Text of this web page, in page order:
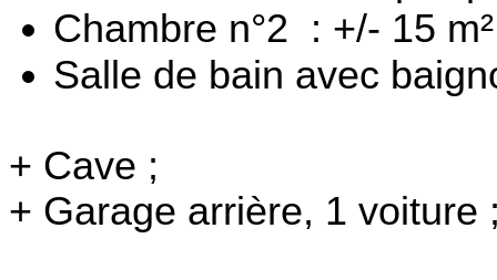
Chambre n°2 : +/- 15
Salle de bain avec
+ Cave ;
+ Garage arrière, 1 voiture